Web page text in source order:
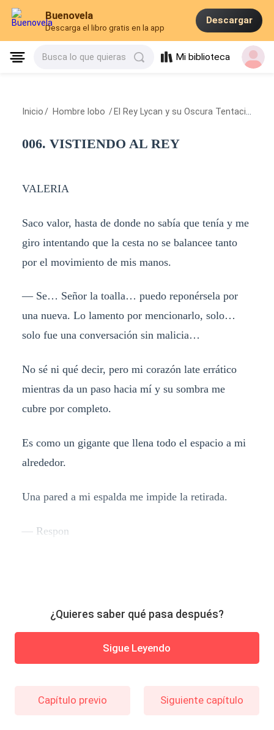
Buenovela
Descarga el libro gratis en la app
Descargar
Busca lo que quieras Mi biblioteca
Inicio / Hombre lobo / El Rey Lycan y su Oscura Tentación
006. VISTIENDO AL REY
VALERIA
Saco valor, hasta de donde no sabía que tenía y me
giro intentando que la cesta no se balancee tanto
por el movimiento de mis manos.
— Se… Señor la toalla… puedo reponérsela por
una nueva. Lo lamento por mencionarlo, solo…
solo fue una conversación sin malicia…
No sé ni qué decir, pero mi corazón late errático
mientras da un paso hacia mí y su sombra me
cubre por completo.
Es como un gigante que llena todo el espacio a mi
alrededor.
Una pared a mi espalda me impide la retirada.
— Respon
¿Quieres saber qué pasa después?
Sigue Leyendo
Capítulo previo Siguiente capítulo